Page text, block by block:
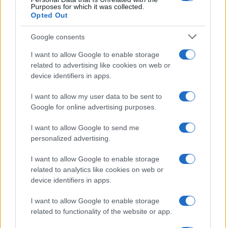
Purposes for which it was collected.
Opted Out
Google consents
I want to allow Google to enable storage
related to advertising like cookies on web or
device identifiers in apps.
I want to allow my user data to be sent to
Google for online advertising purposes.
I want to allow Google to send me
personalized advertising.
I want to allow Google to enable storage
related to analytics like cookies on web or
device identifiers in apps.
I want to allow Google to enable storage
related to functionality of the website or app.
nata con il suo tutor
ora guidato da quella che è soprannominata la
“generazione Atreju”, con la segretaria personale
Patrizia Scurti, il cognatoFrancesco
Lollobrigidae l’amicoGiovanbattista Fazzolari
che tutto e tutti scrutano e controllano. E pensare
che, con un piccolo sforzo ancora, Giorgia
potrebbe diventare un’aquila, se solo aprisse le ali
e volasse alto, raccogliendo intorno a sé nuove
intelligenze e personalità.
Ma a ben guardare, quello delle persone non è
solo un problema della Meloni bensì dell’intero
centrodestra. Infatti i mondi che contano davvero,
corpi intermedi, intellettuali, imprenditori,